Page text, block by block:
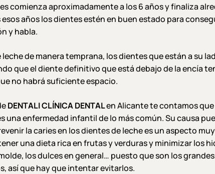
comienza aproximadamente a los 6 años y finaliza
años los dientes estén en buen estado para
y habla.
de manera temprana, los dientes que están a su
que el diente definitivo que está debajo de la encía
no habrá suficiente espacio.
DENTALI CLÍNICA DENTALen Alicante te contamos
una enfermedad infantil de lo más común. Su causa
la caries en los dientes de leche es un aspecto
una dieta rica en frutas y verduras y minimizar los
los dulces en general… puesto que son los
así que hay que intentar evitarlos.